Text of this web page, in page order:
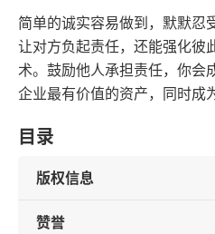
简单的诚实容易做到，默默忍
让对方负起责任，还能强化彼
术。鼓励他人承担责任，你会
企业最有价值的资产，同时成
目录
版权信息
赞誉